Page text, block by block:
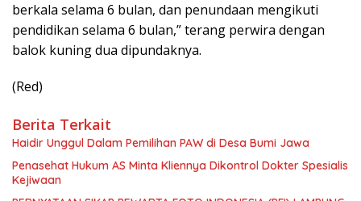
berkala selama 6 bulan, dan penundaan mengikuti
pendidikan selama 6 bulan,” terang perwira dengan
balok kuning dua dipundaknya.
(Red)
Berita Terkait
Haidir Unggul Dalam Pemilihan PAW di Desa Bumi Jawa
Penasehat Hukum AS Minta Kliennya Dikontrol Dokter Spesialis
Kejiwaan